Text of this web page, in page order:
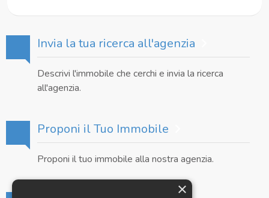
Invia la tua ricerca all'agenzia
Descrivi l'immobile che cerchi e invia la ricerca
all'agenzia.
Proponi il Tuo Immobile
Proponi il tuo immobile alla nostra agenzia.
×